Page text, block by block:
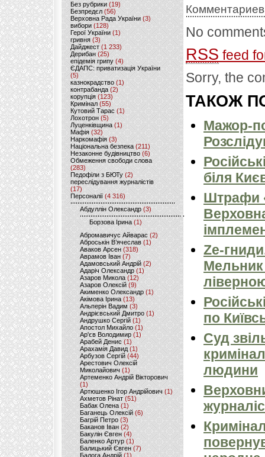
Без рубрики (19)
Безпредєл(56)
Верховна Рада України (3)
вибори(128)
Герої України(1)
гривня (3)
Дайджест (1 233)
Дерибан (25)
епідемія грипу (4)
ЄДАПС: приватизація України
(5)
казнокрадство (1)
контрабанда (2)
корупція (123)
Кримінал (55)
Кутовий Тарас (1)
Лохотрон(5)
Луценківщина (1)
Мафія (32)
Наркомафія (3)
Національна безпека (211)
Незаконне будівництво(6)
Обмеження свободи слова
(283)
Педофіли з БЮТу (2)
переслідування журналістів
(17)
Персоналії (4 316)
Абдуллін Олександр (3)
Борзова Ірина(1)
Абромавичус Айварас (2)
Аброськін В’ячеслав(1)
Аваков Арсен (318)
Аврамов Іван (7)
Адамовський Андрій(2)
Адаріч Олександр (1)
Азаров Микола (12)
Азаров Олексій (9)
Акименко Олександр(1)
Акімова Ірина(13)
Альперін Вадим (3)
Андрієвський Дмитро(1)
Андрушко Сергій(1)
Апостол Михайло(1)
Ар'єв Володимир (1)
Арабей Денис(1)
Арахамія Давид (1)
Арбузов Сергій (44)
Арестович Олексій
Миколайович(1)
Артеменко Андрій Вікторович
(1)
Артюшенко Ігор Андрійович(1)
Ахметов Рінат(51)
Бабак Олена(1)
Баганець Олексій(6)
Багрій Петро (3)
Баканов Іван(2)
Бакулін Євген (4)
Баленко Артур(1)
Балицький Євген(7)
Балога Андрій (1)
No
RSS feed
Sorry, the
ТАКОЖ
Мажор-
біля
Штрафи
Ze-
по
Суд
людини